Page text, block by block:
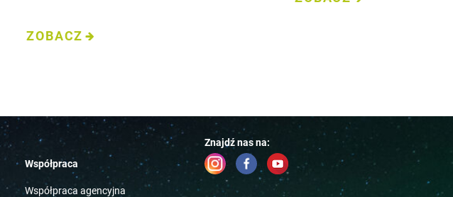
Współpraca
Współpraca agencyjna
Znajdź nas na: